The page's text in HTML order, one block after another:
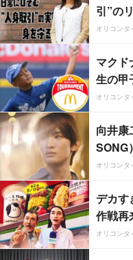
引”の
オリコンタ
マクド
生の甲
オリコンタ
向井康
SONG
オリコンタ
デカす
作戦再
オリコンタ